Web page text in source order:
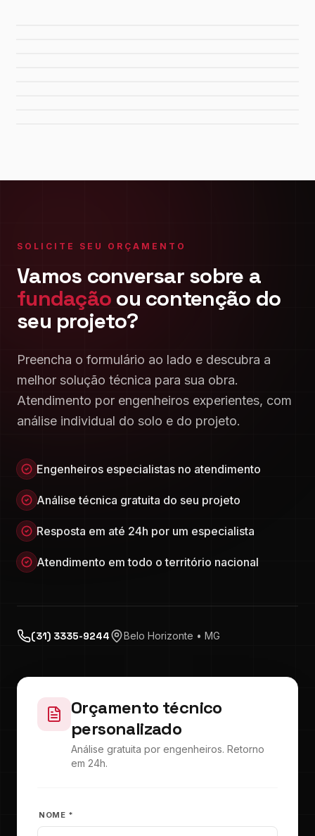
SOLICITE SEU ORÇAMENTO
Vamos conversar sobre a
fundação ou contenção do
seu projeto?
Preencha o formulário ao lado e descubra a
melhor solução técnica para sua obra.
Atendimento por engenheiros experientes, com
análise individual do solo e do projeto.
Engenheiros especialistas no atendimento
Análise técnica gratuita do seu projeto
Resposta em até 24h por um especialista
Atendimento em todo o território nacional
(31) 3335-9244 Belo Horizonte • MG
Orçamento técnico
personalizado
Análise gratuita por engenheiros. Retorno
em 24h.
NOME *